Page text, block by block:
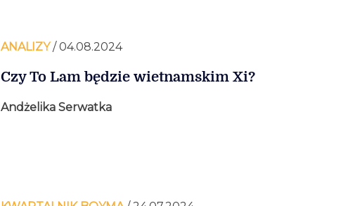
ANALIZY/ 04.08.2024
Czy To Lam będzie wietnamskim Xi?
Andżelika Serwatka